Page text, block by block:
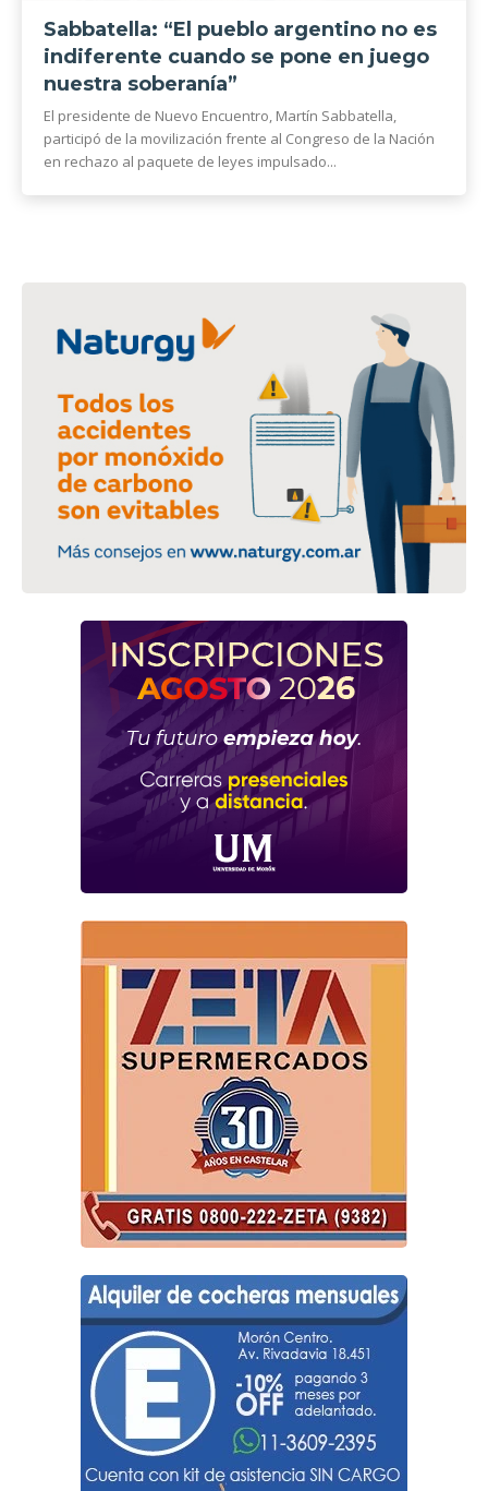
Sabbatella: “El pueblo argentino no es
indiferente cuando se pone en juego
nuestra soberanía”
El presidente de Nuevo Encuentro, Martín Sabbatella,
participó de la movilización frente al Congreso de la Nación
en rechazo al paquete de leyes impulsado...